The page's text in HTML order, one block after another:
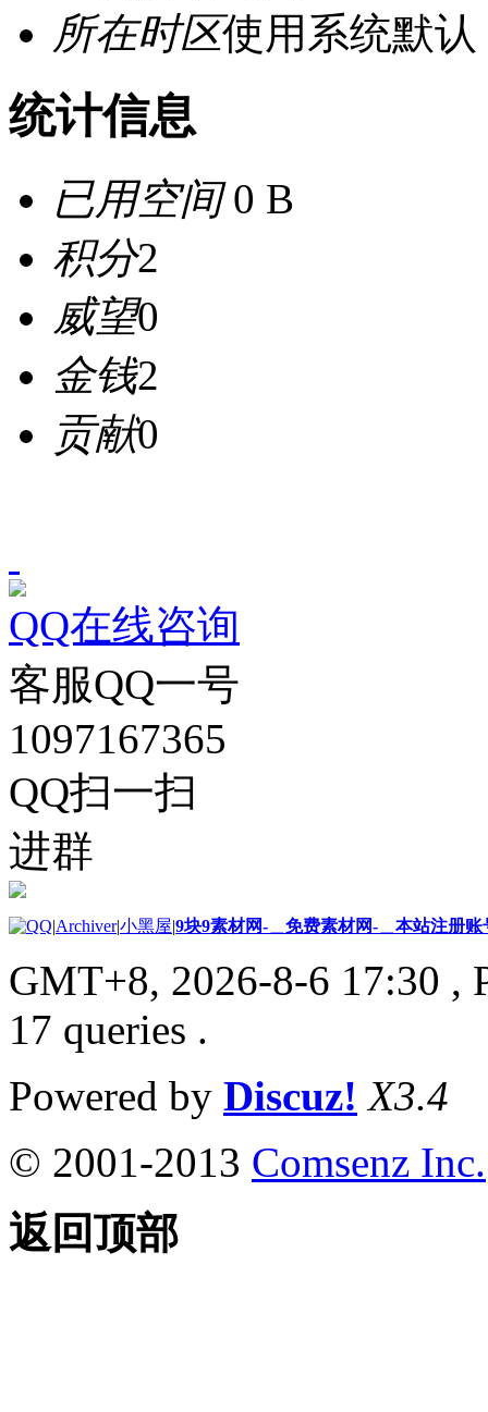
所在时区使用系统默认
统计信息
已用空间0 B
积分2
威望0
金钱2
贡献0
QQ在线咨询
客服QQ一号
1097167365
QQ扫一扫
进群
|Archiver|小黑屋|9块9素材网-＿免费素材网-＿本站注册账
GMT+8, 2026-8-6 17:30 ,
17 queries .
Powered by Discuz! X3.4
© 2001-2013 Comsenz Inc.
返回顶部